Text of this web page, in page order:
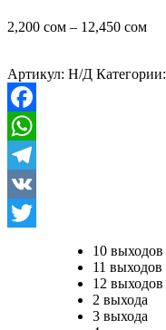
2,200 сом – 12,450 сом
Артикул: Н/Д Категории:
Facebook
WhatsApp
Telegram
VK
10 выходов
11 выходов
12 выходов
2 выхода
3 выхода